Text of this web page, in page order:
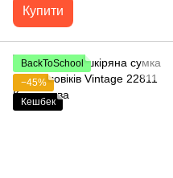
Купити
BackToSchool
−45%
Кешбек